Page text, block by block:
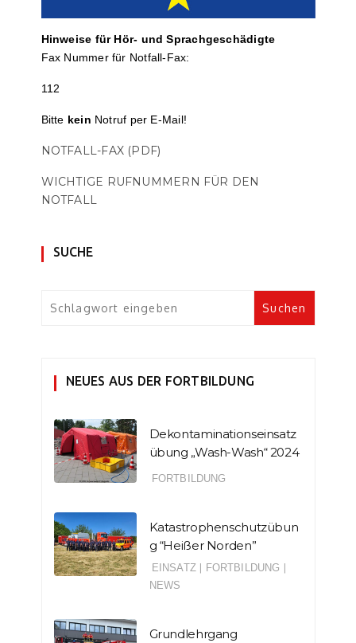
Hinweise für Hör- und Sprach­ge­schä­digte
Fax Nummer für Notfall-Fax:
112
Bitte kein Notruf per E-Mail!
NOTFALL-FAX (PDF)
WICHTIGE RUFNUMMERN FÜR DEN
NOTFALL
SUCHE
NEUES AUS DER FORTBILDUNG
Dekontaminationseinsatz
übung „Wash-Wash“ 2024
FORTBILDUNG
Katastrophenschutzübun
g “Heißer Norden”
EINSATZ FORTBILDUNG
NEWS
Grundlehrgang